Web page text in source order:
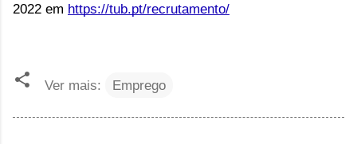
2022 em https://tub.pt/recrutamento/
Ver mais: Emprego